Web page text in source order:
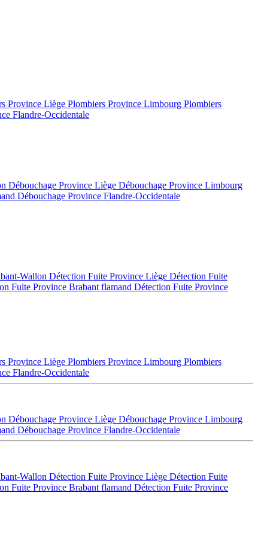
Province Liège Plombiers Province Limbourg Plombiers
Flandre-Occidentale
Débouchage Province Liège Débouchage Province Limbourg
Débouchage Province Flandre-Occidentale
Wallon Détection Fuite Province Liège Détection Fuite
Fuite Province Brabant flamand Détection Fuite Province
Province Liège Plombiers Province Limbourg Plombiers
Flandre-Occidentale
Débouchage Province Liège Débouchage Province Limbourg
Débouchage Province Flandre-Occidentale
Wallon Détection Fuite Province Liège Détection Fuite
Fuite Province Brabant flamand Détection Fuite Province